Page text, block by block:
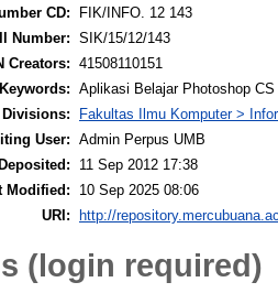
CD:
FIK/INFO. 12 143
Number: SIK/15/12/143
Creators: 41508110151
Aplikasi Belajar Photoshop
Divisions:
Fakultas Ilmu Komputer >
User: Admin Perpus UMB
11 Sep 2012 17:38
Modified:
10 Sep 2025 08:06
URI:
http://
(login required)